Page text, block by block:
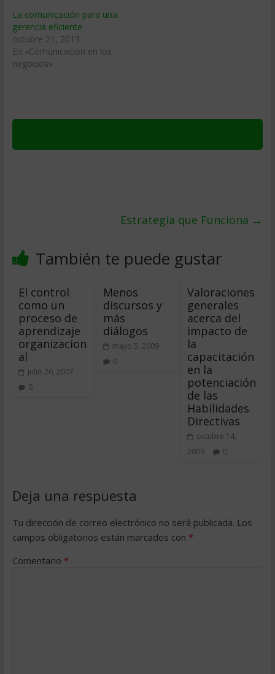
La comunicación para una
gerencia eficiente
octubre 21, 2013
En «Comunicacion en los
negocios»
Estrategia que Funciona →
También te puede gustar
El control
como un
proceso de
aprendizaje
organizacion
al
julio 26, 2007
0
Menos
discursos y
más
diálogos
mayo 5, 2009
0
Valoraciones
generales
acerca del
impacto de
la
capacitación
en la
potenciación
de las
Habilidades
Directivas
octubre 14,
2009
0
Deja una respuesta
Tu dirección de correo electrónico no será publicada. Los
campos obligatorios están marcados con *
Comentario *